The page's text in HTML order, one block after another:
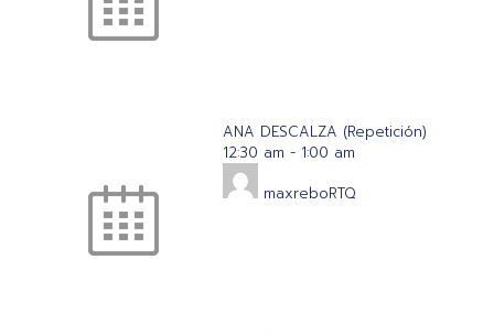
ANA DESCALZA (Repetición)
12:30 am - 1:00 am
maxreboRTQ